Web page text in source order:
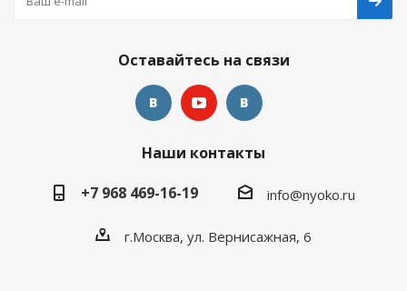
Оставайтесь на связи
Наши контакты
+7 968 469-16-19
info@nyoko.ru
г.Москва, ул. Вернисажная, 6